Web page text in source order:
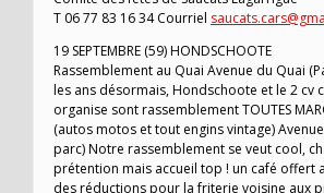
T 06 77 83 16 34 Courriel
19 SEPTEMBRE (59) HONDSCHOOTE
Rassemblement au Quai Avenue du Quai
les ans désormais, Hondschoote et le 2 cv
organise sont rassemblement TOUTES
(autos motos et tout engins vintage)
parc) Notre rassemblement se veut cool,
prétention mais accueil top ! un café offert
des réductions pour la friterie voisine aux